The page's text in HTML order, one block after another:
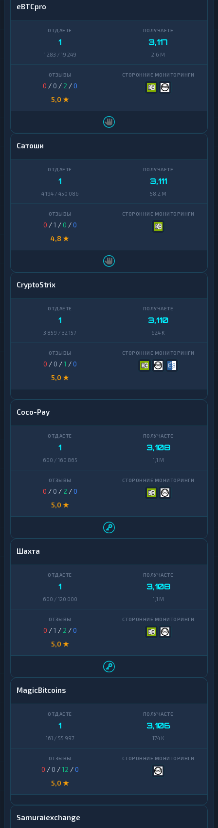
eBTCpro
1
1 283 / 19 249
3,117
2,6 M
0 / 0 / 2 /0
5,0 ★
Сатоши
1
4 194 / 450 086
3,111
58,2 M
0 /1 /0 /0
4,8 ★
CryptoStrix
1
3 859 / 32 157
3,110
624 K
0 / 0 /1 /0
5,0 ★
Coco-Pay
1
600 / 160 865
3,108
1,1 M
0 / 0 / 2 /0
5,0 ★
Шахта
1
600 / 120 000
3,108
1,1 M
0 /1 / 2 /0
5,0 ★
MagicBitcoins
1
161 / 55 997
3,106
174 K
0 / 0 /12 /0
5,0 ★
Samuraiexchange